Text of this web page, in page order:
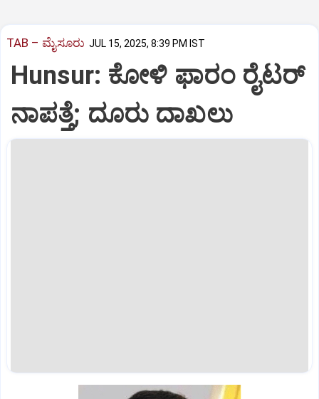
TAB – ಮೈಸೂರು JUL 15, 2025, 8:39 PM IST
Hunsur: ಕೋಳಿ ಫಾರಂ ರೈಟರ್
ನಾಪತ್ತೆ; ದೂರು ದಾಖಲು